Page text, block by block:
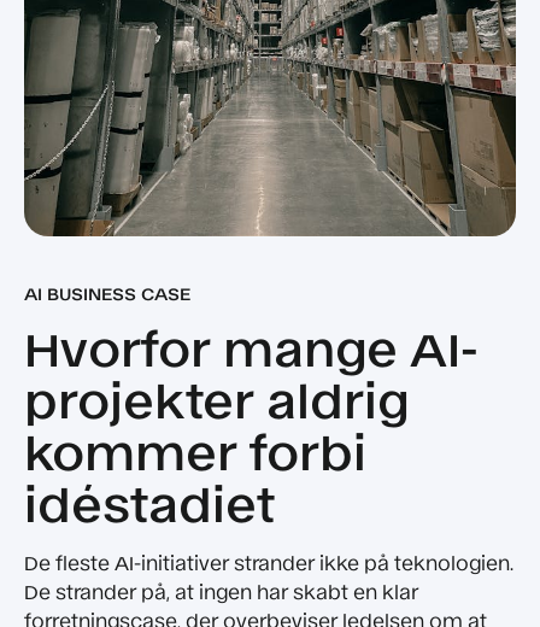
AI BUSINESS CASE
Hvorfor mange AI-
projekter aldrig
kommer forbi
idéstadiet
De fleste AI-initiativer strander ikke på teknologien.
De strander på, at ingen har skabt en klar
forretningscase, der overbeviser ledelsen om at